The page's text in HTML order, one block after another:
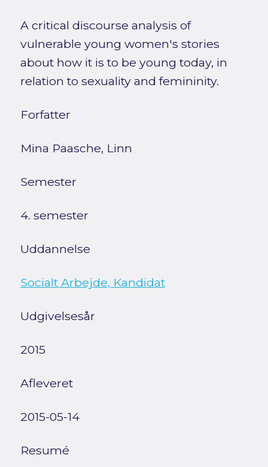
A critical discourse analysis of
vulnerable young women's stories
about how it is to be young today, in
relation to sexuality and femininity.
Forfatter
Mina Paasche, Linn
Semester
4. semester
Uddannelse
Socialt Arbejde, Kandidat
Udgivelsesår
2015
Afleveret
2015-05-14
Resumé